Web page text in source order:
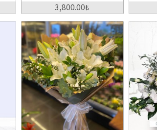
3,800.00₺